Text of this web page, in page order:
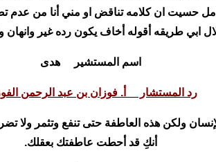
ان كلامه تناقض او مني أنا من عدم
ابي طريقه أقوله أخاف يكون رده غير
اسم المستشير هدى
رد المستشار أ. فوزان بن عبد الرحمن
ولكن هذه العاطفة حتى تنفع وتثمر
أنكِ قد أحطت عاطفتك بعقلك.